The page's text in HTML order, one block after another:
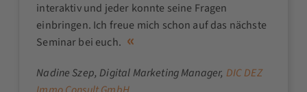
interaktiv und jeder konnte seine Fragen
einbringen. Ich freue mich schon auf das nächste
Seminar bei euch.
Nadine Szep, Digital Marketing Manager, DIC DEZ